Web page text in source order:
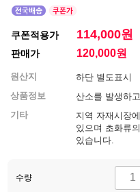
쿠폰적용가 114,000원
판매가 120,000원
원산지
하단 별도표시
상품정보
산소를 발생하
기타
지역 자재시장
있으며 초화류
있습니다.
수량